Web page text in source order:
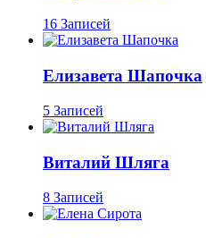
16 Записей
Елизавета Шапочка
5 Записей
Виталий Шляга
8 Записей